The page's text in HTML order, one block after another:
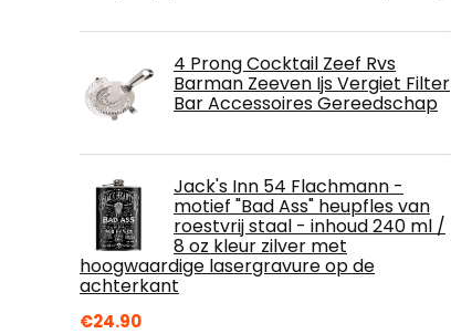
4 Prong Cocktail Zeef Rvs
Barman Zeeven Ijs Vergiet Filter
Bar Accessoires Gereedschap
Jack's Inn 54 Flachmann -
motief "Bad Ass" heupfles van
roestvrij staal - inhoud 240 ml /
8 oz kleur zilver met
hoogwaardige lasergravure op de
achterkant
€24.90